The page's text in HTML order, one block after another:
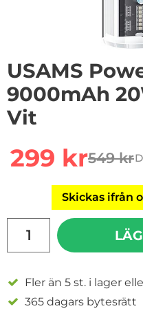
USAMS
9000mAh
Vit
rea pris
299 kr549 kr
Skickas ifrån
Fler än 5 st. i lager
365 dagars bytesrätt